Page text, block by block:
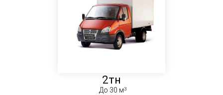
2тн
До 30 м